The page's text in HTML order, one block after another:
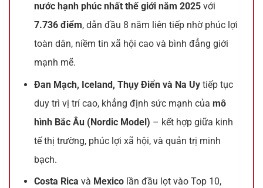
nước hạnh phúc nhất thế giới năm 2025 với
7.736 điểm, dẫn đầu 8 năm liên tiếp nhờ phúc lợi
toàn dân, niềm tin xã hội cao và bình đẳng giới
mạnh mẽ.
Đan Mạch, Iceland, Thụy Điển và Na Uy tiếp tục
duy trì vị trí cao, khẳng định sức mạnh củamô
hình Bắc Âu (Nordic Model) – kết hợp giữa kinh
tế thị trường, phúc lợi xã hội, và quản trị minh
bạch.
Costa Rica và Mexico lần đầu lọt vào Top 10,